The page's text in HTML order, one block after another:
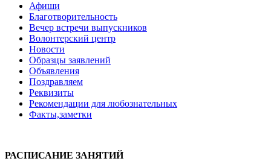
Афиши
Благотворительность
Вечер встречи выпускников
Волонтерский центр
Новости
Образцы заявлений
Объявления
Поздравляем
Реквизиты
Рекомендации для любознательных
Факты,заметки
РАСПИСАНИЕ ЗАНЯТИЙ